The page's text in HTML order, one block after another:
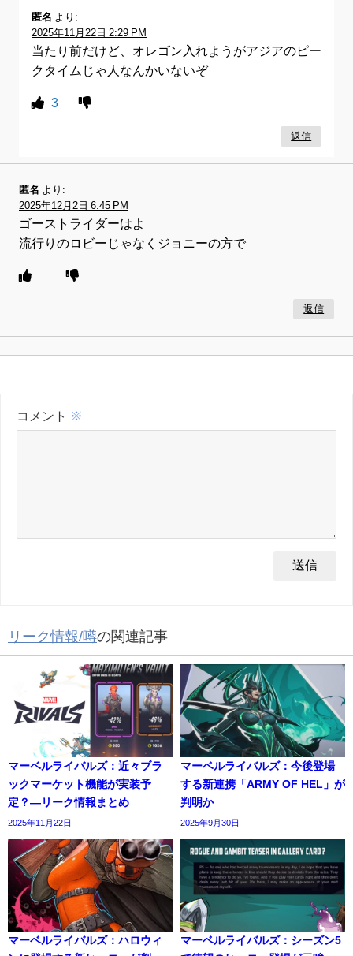
匿名 より:
2025年11月22日 2:29 PM
当たり前だけど、オレゴン入れようがアジアのピー
クタイムじゃ人なんかいないぞ
3
返信
匿名 より:
2025年12月2日 6:45 PM
ゴーストライダーはよ
流行りのロビーじゃなくジョニーの方で
返信
コメント ※
リーク情報/噂の関連記事
マーベルライバルズ：近々ブラ
ックマーケット機能が実装予
定？—リーク情報まとめ
2025年11月22日
マーベルライバルズ：今後登場
する新連携「ARMY OF HEL」が
判明か
2025年9月30日
マーベルライバルズ：ハロウィ
マーベルライバルズ：シーズン5